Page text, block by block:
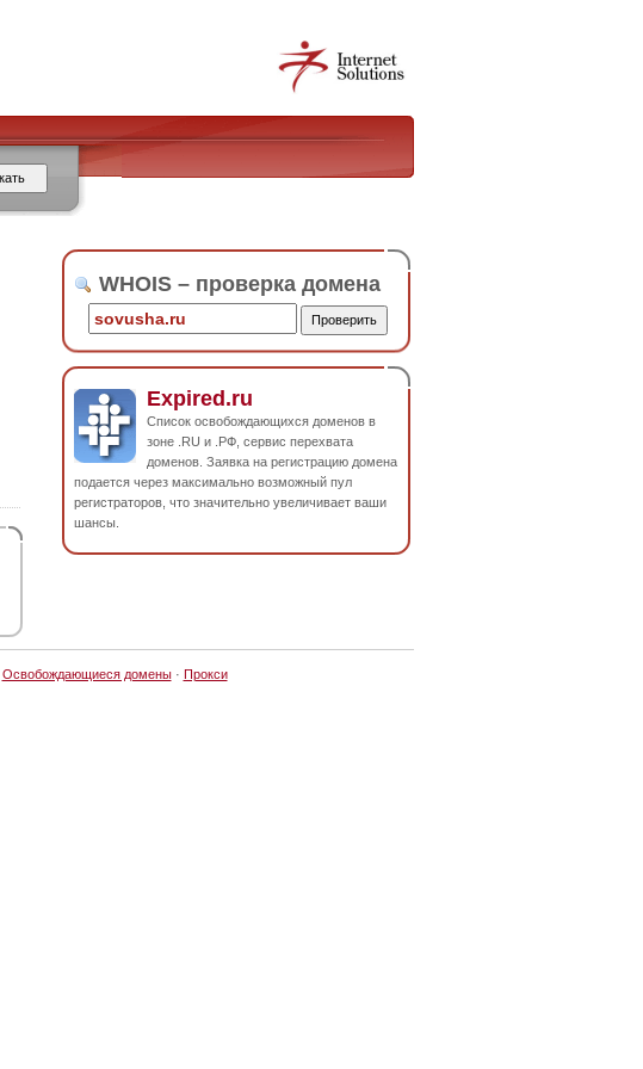
WHOIS – проверка домена
Expired.ru
Список освобождающихся доменов в
зоне .RU и .РФ, сервис перехвата
доменов. Заявка на регистрацию домена
подается через максимально возможный пул
регистраторов, что значительно увеличивает ваши
шансы.
Освобождающиеся домены· Прокси